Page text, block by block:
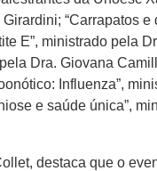
“Carrapatos
E”, ministrado pela
Dra. Giovana
Influenza”,
e saúde única”,
destaca que o